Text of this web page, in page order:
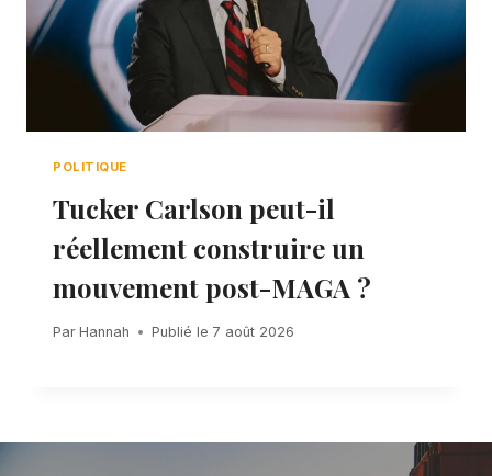
POLITIQUE
Tucker Carlson peut-il
réellement construire un
mouvement post-MAGA ?
Par Hannah Publié le 7 août 2026